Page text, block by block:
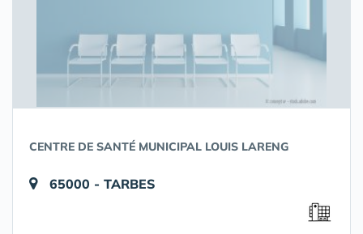
CENTRE DE SANTÉ MUNICIPAL LOUIS LARENG
65000 - TARBES